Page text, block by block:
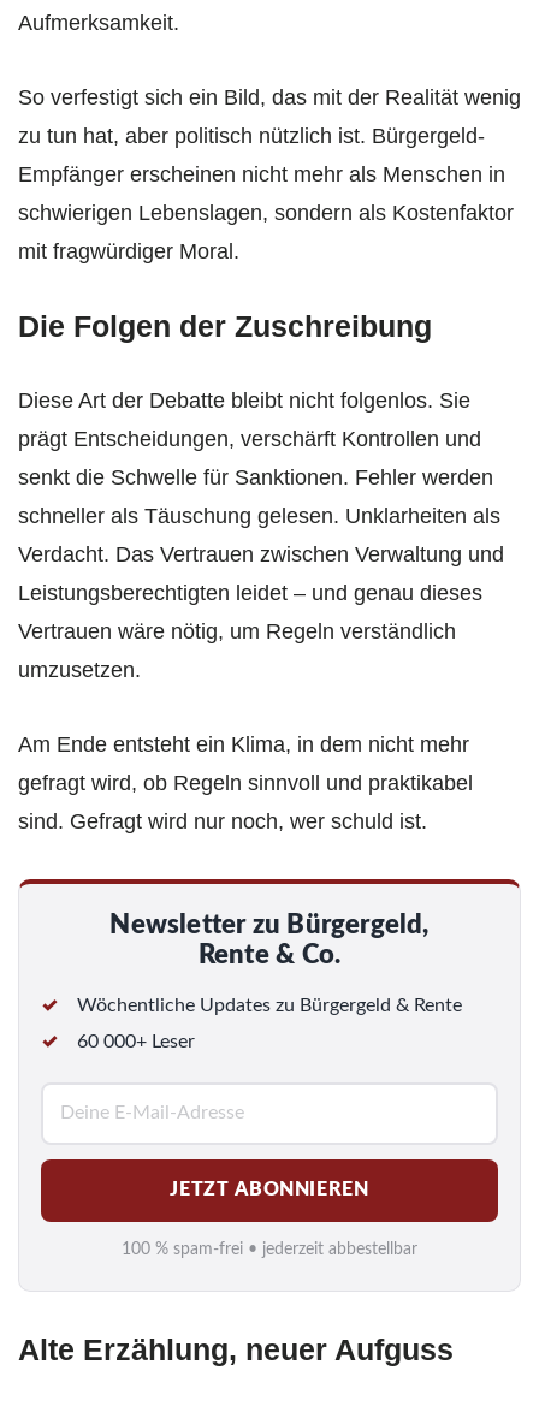
Aufmerksamkeit.
So verfestigt sich ein Bild, das mit der Realität wenig
zu tun hat, aber politisch nützlich ist. Bürgergeld-
Empfänger erscheinen nicht mehr als Menschen in
schwierigen Lebenslagen, sondern als Kostenfaktor
mit fragwürdiger Moral.
Die Folgen der Zuschreibung
Diese Art der Debatte bleibt nicht folgenlos. Sie
prägt Entscheidungen, verschärft Kontrollen und
senkt die Schwelle für Sanktionen. Fehler werden
schneller als Täuschung gelesen. Unklarheiten als
Verdacht. Das Vertrauen zwischen Verwaltung und
Leistungsberechtigten leidet – und genau dieses
Vertrauen wäre nötig, um Regeln verständlich
umzusetzen.
Am Ende entsteht ein Klima, in dem nicht mehr
gefragt wird, ob Regeln sinnvoll und praktikabel
sind. Gefragt wird nur noch, wer schuld ist.
Newsletter zu Bürgergeld,
Rente & Co.
Wöchentliche Updates zu Bürgergeld & Rente
60 000+ Leser
M
a
i
l
*
JETZT ABONNIEREN
100 % spam-frei • jederzeit abbestellbar
Alte Erzählung, neuer Aufguss